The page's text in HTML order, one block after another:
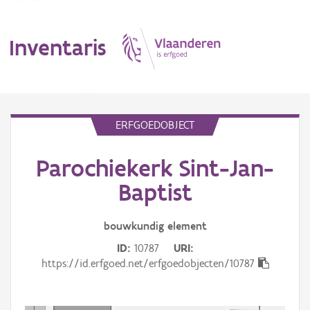
Inventaris
Erfgoedobject
ERFGOEDOBJECT
Parochiekerk Sint-Jan-
Baptist
bouwkundig element
ID 10787
URI
https://id.erfgoed.net/erfgoedobjecten/10787